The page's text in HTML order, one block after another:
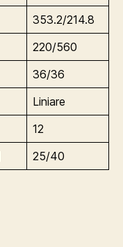
353.2/214.8
220/560
36/36
Liniare
12
25/40